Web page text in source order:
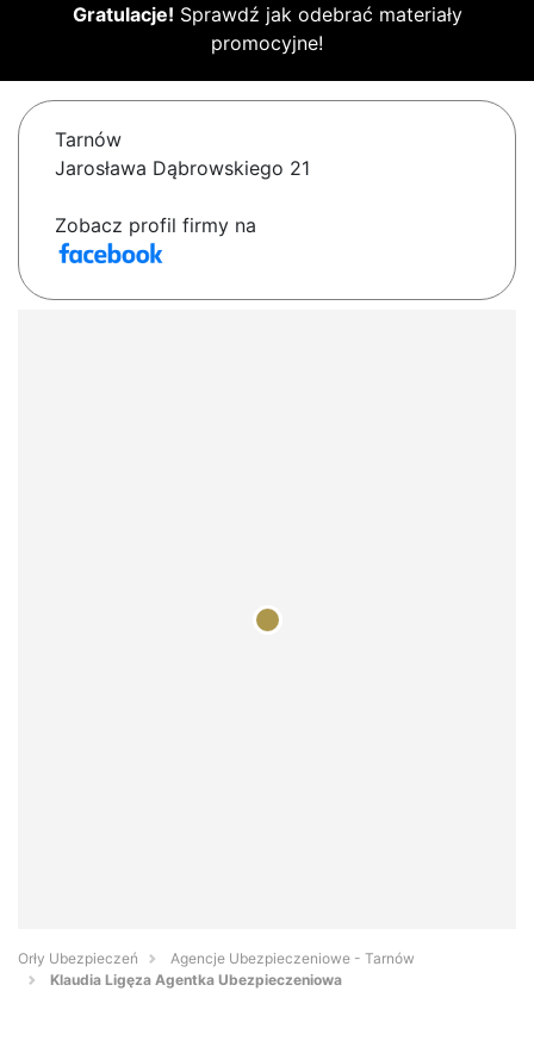
Gratulacje! Sprawdź jak odebrać materiały
promocyjne!
Tarnów
Jarosława Dąbrowskiego 21
Zobacz profil firmy na
Orły Ubezpieczeń
Agencje Ubezpieczeniowe - Tarnów
Klaudia Ligęza Agentka Ubezpieczeniowa